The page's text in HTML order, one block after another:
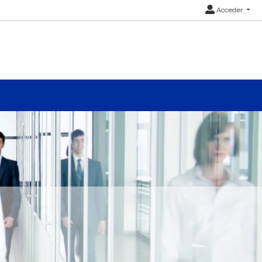
Acceder